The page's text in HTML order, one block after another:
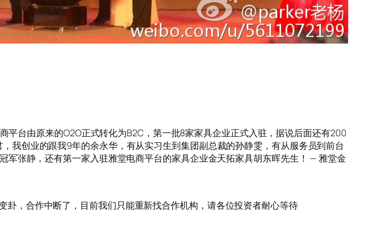
平台由原来的O2O正式转化为B2C，第一批8家家具企业正式入驻，据说后面还有200
我创业的跟我9年的余永华，有从实习生到集团副总裁的孙静雯，有从服务员到前台
军张静，还有第一家入驻雅堂电商平台的家具企业金天拓家具胡东晖先生！ — 雅堂金
，合作中断了，目前我们只能重新找合作机构，请各位投资者耐心等待